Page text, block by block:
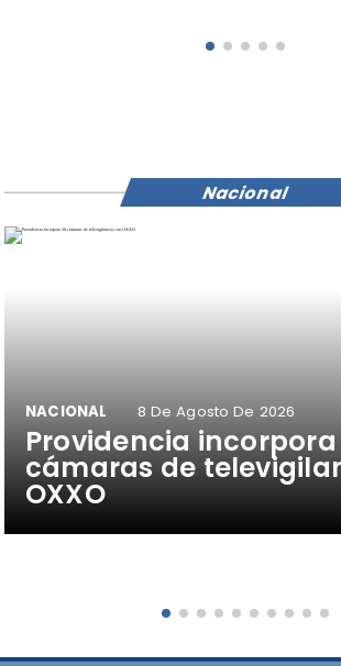
Providencia incorpora
cámaras de
OXXO
NACIONAL 8 De Agosto De 2026
Nacional